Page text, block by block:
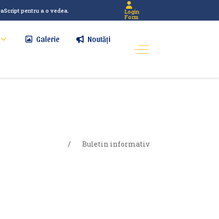
pentru a o vedea. Login
Form
Galerie Noutăți
Buletin informativ